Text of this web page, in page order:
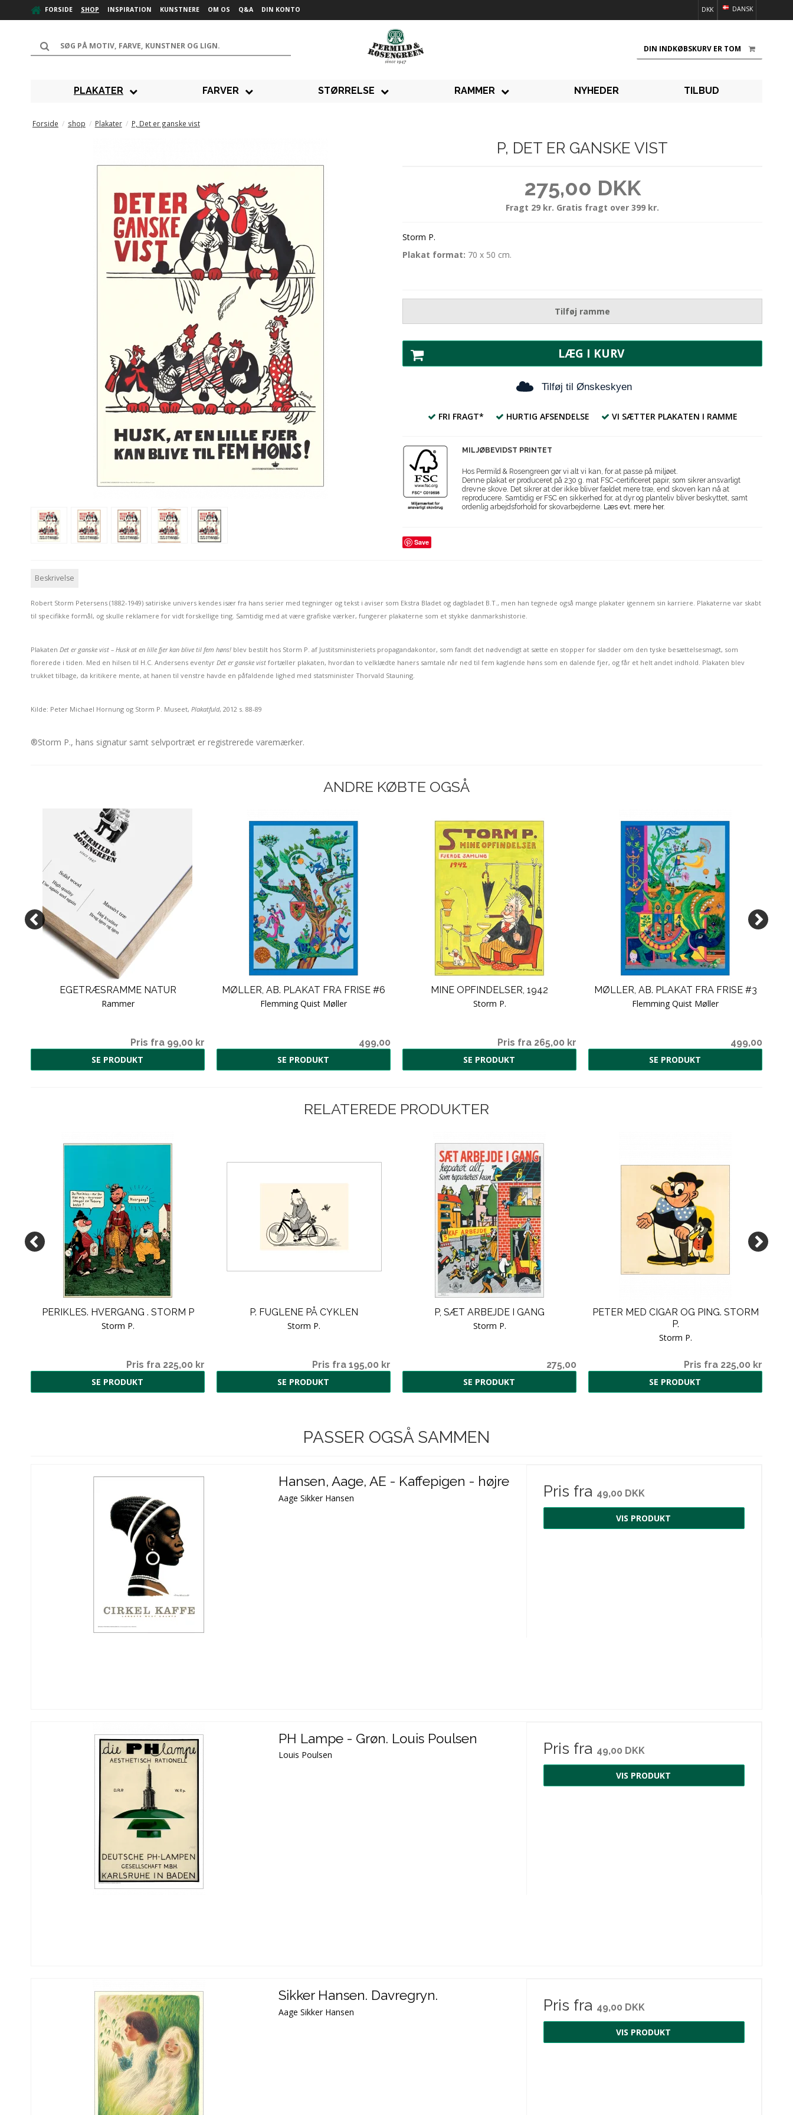
FORSIDE SHOP INSPIRATION KUNSTNERE OM OS Q&A DIN KONTO DANSK
DKK
DIN INDKØBSKURV ER TOM
PLAKATER FARVER STØRRELSE RAMMER NYHEDER TILBUD
Forside / shop / Plakater / P, Det er ganske vist
P, DET ER GANSKE VIST
275,00 DKK
Fragt 29 kr. Gratis fragt over 399 kr.
Storm P.
Plakat format: 70 x 50 cm.
Tilføj ramme
LÆG I KURV
Tilføj til Ønskeskyen
FRI FRAGT* HURTIG AFSENDELSE VI SÆTTER PLAKATEN I RAMME
MILJØBEVIDST PRINTET
Hos Permild & Rosengreen gør vi alt vi kan, for at passe på miljøet.
Denne plakat er produceret på 230 g. mat FSC-certificeret papir, som sikrer ansvarligt
drevne skove. Det sikrer at der ikke bliver fældet mere træ, end skoven kan nå at
reproducere. Samtidig er FSC en sikkerhed for, at dyr og planteliv bliver beskyttet, samt
ordenlig arbejdsforhold for skovarbejderne. Læs evt. mere her.
Save
Beskrivelse
Robert Storm Petersens (1882-1949) satiriske univers kendes især fra hans serier med tegninger og tekst i aviser som Ekstra Bladet og dagbladet B.T., men han tegnede også mange plakater igennem sin karriere. Plakaterne var skabt
til specifikke formål, og skulle reklamere for vidt forskellige ting. Samtidig med at være grafiske værker, fungerer plakaterne som et stykke danmarkshistorie.
Plakaten Det er ganske vist – Husk at en lille fjer kan blive til fem høns! blev bestilt hos Storm P. af Justitsministeriets propagandakontor, som fandt det nødvendigt at sætte en stopper for sladder om den tyske besættelsesmagt, som
florerede i tiden. Med en hilsen til H.C. Andersens eventyr Det er ganske vist fortæller plakaten, hvordan to velklædte haners samtale når ned til fem kaglende høns som en dalende fjer, og får et helt andet indhold. Plakaten blev
trukket tilbage, da kritikere mente, at hanen til venstre havde en påfaldende lighed med statsminister Thorvald Stauning.
Kilde: Peter Michael Hornung og Storm P. Museet, Plakatfuld, 2012 s. 88-89
®Storm P., hans signatur samt selvportræt er registrerede varemærker.
ANDRE KØBTE OGSÅ
EGETRÆSRAMME NATUR
Rammer
Pris fra 99,00 kr
SE PRODUKT
MØLLER, AB. PLAKAT FRA FRISE #6
Flemming Quist Møller
499,00
SE PRODUKT
MINE OPFINDELSER, 1942
Storm P.
Pris fra 265,00 kr
SE PRODUKT
MØLLER, AB. PLAKAT FRA FRISE #3
Flemming Quist Møller
499,00
SE PRODUKT
RELATEREDE PRODUKTER
PERIKLES. HVERGANG . STORM P
Storm P.
Pris fra 225,00 kr
SE PRODUKT
P. FUGLENE PÅ CYKLEN
Storm P.
Pris fra 195,00 kr
SE PRODUKT
P, SÆT ARBEJDE I GANG
Storm P.
275,00
SE PRODUKT
PETER MED CIGAR OG PING. STORM
P.
Storm P.
Pris fra 225,00 kr
SE PRODUKT
PASSER OGSÅ SAMMEN
Hansen, Aage, AE - Kaffepigen - højre
Aage Sikker Hansen Pris fra 49,00 DKK
VIS PRODUKT
PH Lampe - Grøn. Louis Poulsen
Louis Poulsen Pris fra 49,00 DKK
VIS PRODUKT
Sikker Hansen. Davregryn.
Aage Sikker Hansen Pris fra 49,00 DKK
VIS PRODUKT